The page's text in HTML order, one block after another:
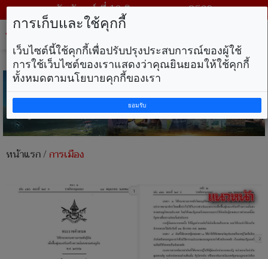
วันจันทร์ ที่ 10 สิงหาคม พ.ศ. 2569
หน้าแรก/การเมือง
การเก็บและใช้คุกกี้
เว็บไซต์นี้ใช้คุกกี้เพื่อปรับปรุงประสบการณ์ของผู้ใช้
การใช้เว็บไซต์ของเราแสดงว่าคุณยินยอมให้ใช้คุกกี้
ทั้งหมดตามนโยบายคุกกี้ของเรา
ยอมรับ